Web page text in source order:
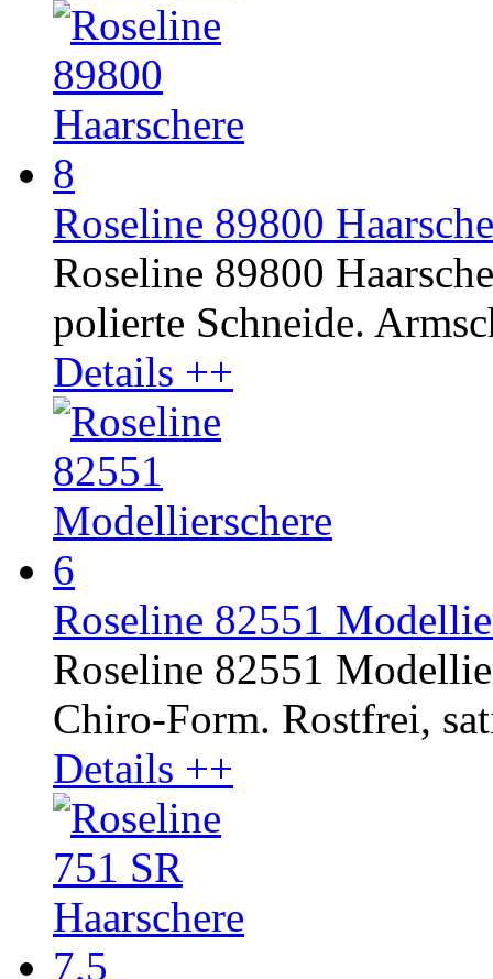
Roseline 89800
Roseline 89800
polierte Schneide.
Details ++
Roseline 82551
Roseline 82551
Chiro-Form. Rostfrei,
Details ++